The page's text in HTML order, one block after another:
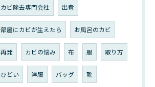
カビ除去専門会社 出費
部屋にカビが生えたら お風呂のカビ
再発 カビの悩み 布 服 取り方
ひどい 洋服 バッグ 靴